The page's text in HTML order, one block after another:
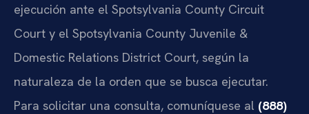
ejecución ante el Spotsylvania County Circuit
Court y el Spotsylvania County Juvenile &
Domestic Relations District Court, según la
naturaleza de la orden que se busca ejecutar.
Para solicitar una consulta, comuníquese al (888)